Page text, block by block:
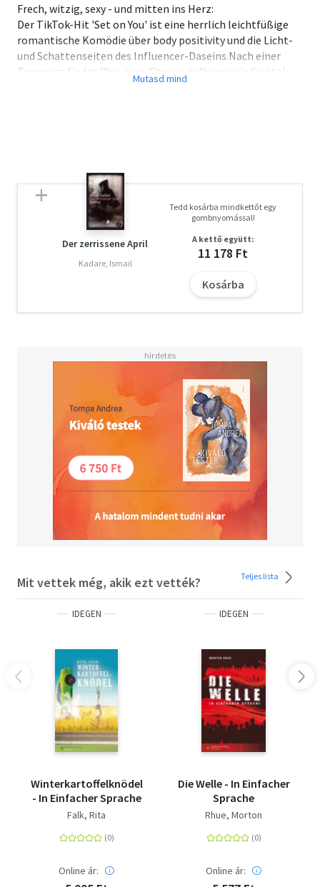
Frech, witzig, sexy - und mitten ins Herz:
Der TikTok-Hit 'Set on You' ist eine herrlich leichtfüßige
romantische Komödie über body positivity und die Licht-
und Schattenseiten des Influencer-Daseins.Nach einer
Trennung findet Plus-size-Fitness-Influencerin Crystal
Chen Trost im Gym, ihrem persönlichen Kraftort - bis
Großeltern auch außerhalb des Fitnessstudios zusammen.
Und Crystal muss
feststellen, dass sich unter Scotts durchtrainiertem
Äußeren ein weiches Herz verbirgt. Könnten sie am Ende
füreinander sein, was beide bisher vergeblich gesucht
wird der Hass im Internet zur Zerreißprobe für
Komödie trifft Female Empowerment durch
leidenschaftliche Liebesgeschichte.'Amy Lea hat eine Ode
an alle verfasst, die mit der Selbstakzeptanz kämpfen und
dennoch entschlossen sind, sich selbst zu lieben.' Ali
Hazelwood, Autorin von 'Die theoretische
Der zerrissene April
Kadare, Ismail
Tedd kosárba mindkettőt egy
gombnyomással!
A kettő együtt:
11 178 Ft
Kosárba
Mit vettek még, akik ezt vették? Teljes lista
IDEGEN
Winterkartoffelknödel
- In Einfacher Sprache
Falk, Rita
Online ár:
IDEGEN
Die Welle - In Einfacher
Sprache
Rhue, Morton
Online ár: